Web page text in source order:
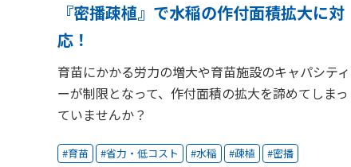
『密播疎植』で水稲の作付面積拡大に対
応！
育苗にかかる労力の増大や育苗施設のキャパシティ
ーが制限となって、作付面積の拡大を諦めてしまっ
ていませんか？
育苗 省力・低コスト 水稲 疎植 密播